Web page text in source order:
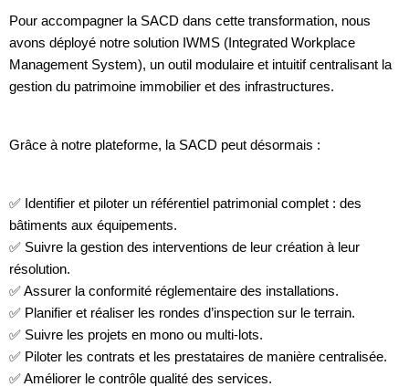
Pour accompagner la SACD dans cette transformation, nous
avons déployé notre solution IWMS (Integrated Workplace
Management System), un outil modulaire et intuitif centralisant la
gestion du patrimoine immobilier et des infrastructures.
Grâce à notre plateforme, la SACD peut désormais :
✅ Identifier et piloter un référentiel patrimonial complet : des
bâtiments aux équipements.
✅ Suivre la gestion des interventions de leur création à leur
résolution.
✅ Assurer la conformité réglementaire des installations.
✅ Planifier et réaliser les rondes d’inspection sur le terrain.
✅ Suivre les projets en mono ou multi-lots.
✅ Piloter les contrats et les prestataires de manière centralisée.
✅ Améliorer le contrôle qualité des services.